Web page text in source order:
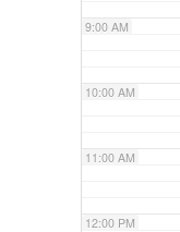
9:00 AM
10:00 AM
11:00 AM
12:00 PM